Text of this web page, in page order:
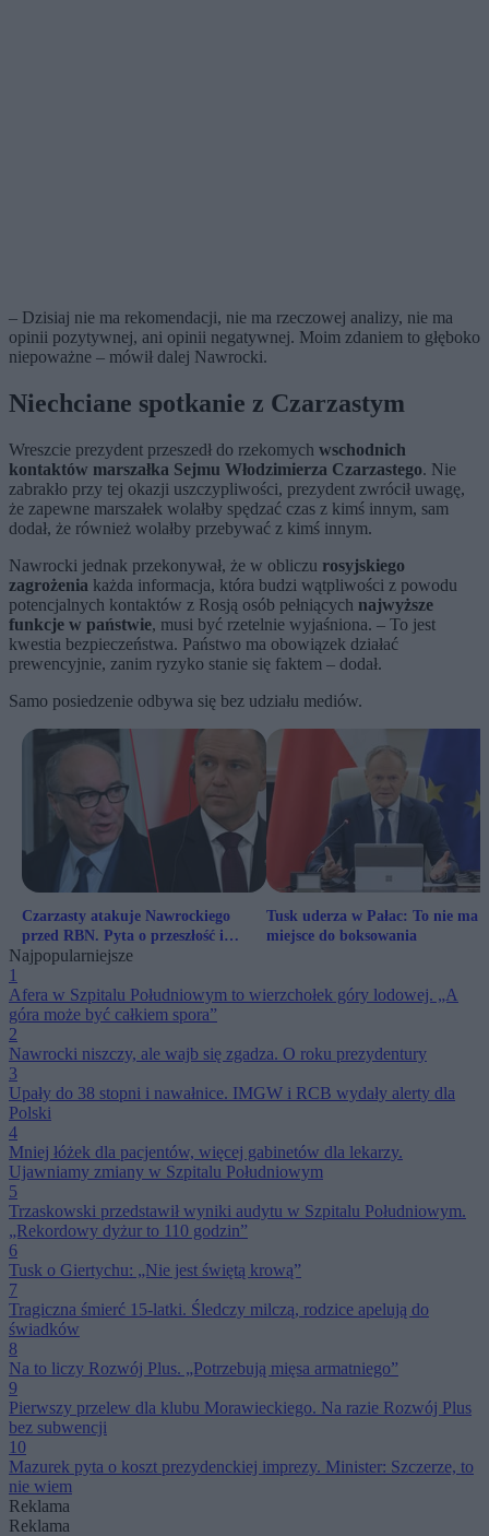
– Dzisiaj nie ma rekomendacji, nie ma rzeczowej analizy, nie ma
opinii pozytywnej, ani opinii negatywnej. Moim zdaniem to głęboko
niepoważne – mówił dalej Nawrocki.
Niechciane spotkanie z Czarzastym
Wreszcie prezydent przeszedł do rzekomych wschodnich
kontaktów marszałka Sejmu Włodzimierza Czarzastego. Nie
zabrakło przy tej okazji uszczypliwości, prezydent zwrócił uwagę,
że zapewne marszałek wolałby spędzać czas z kimś innym, sam
dodał, że również wolałby przebywać z kimś innym.
Nawrocki jednak przekonywał, że w obliczu rosyjskiego
zagrożenia każda informacja, która budzi wątpliwości z powodu
potencjalnych kontaktów z Rosją osób pełniących najwyższe
funkcje w państwie, musi być rzetelnie wyjaśniona. – To jest
kwestia bezpieczeństwa. Państwo ma obowiązek działać
prewencyjnie, zanim ryzyko stanie się faktem – dodał.
Samo posiedzenie odbywa się bez udziału mediów.
Czarzasty atakuje Nawrockiego
przed RBN. Pyta o przeszłość i
znajomości
Tusk uderza w Pałac: To nie ma
miejsce do boksowania
Najpopularniejsze
1
Afera w Szpitalu Południowym to wierzchołek góry lodowej. „A
góra może być całkiem spora”
2
Nawrocki niszczy, ale wajb się zgadza. O roku prezydentury
3
Upały do 38 stopni i nawałnice. IMGW i RCB wydały alerty dla
Polski
4
Mniej łóżek dla pacjentów, więcej gabinetów dla lekarzy.
Ujawniamy zmiany w Szpitalu Południowym
5
Trzaskowski przedstawił wyniki audytu w Szpitalu Południowym.
„Rekordowy dyżur to 110 godzin”
6
Tusk o Giertychu: „Nie jest świętą krową”
7
Tragiczna śmierć 15-latki. Śledczy milczą, rodzice apelują do
świadków
8
Na to liczy Rozwój Plus. „Potrzebują mięsa armatniego”
9
Pierwszy przelew dla klubu Morawieckiego. Na razie Rozwój Plus
bez subwencji
10
Mazurek pyta o koszt prezydenckiej imprezy. Minister: Szczerze, to
nie wiem
Reklama
Reklama